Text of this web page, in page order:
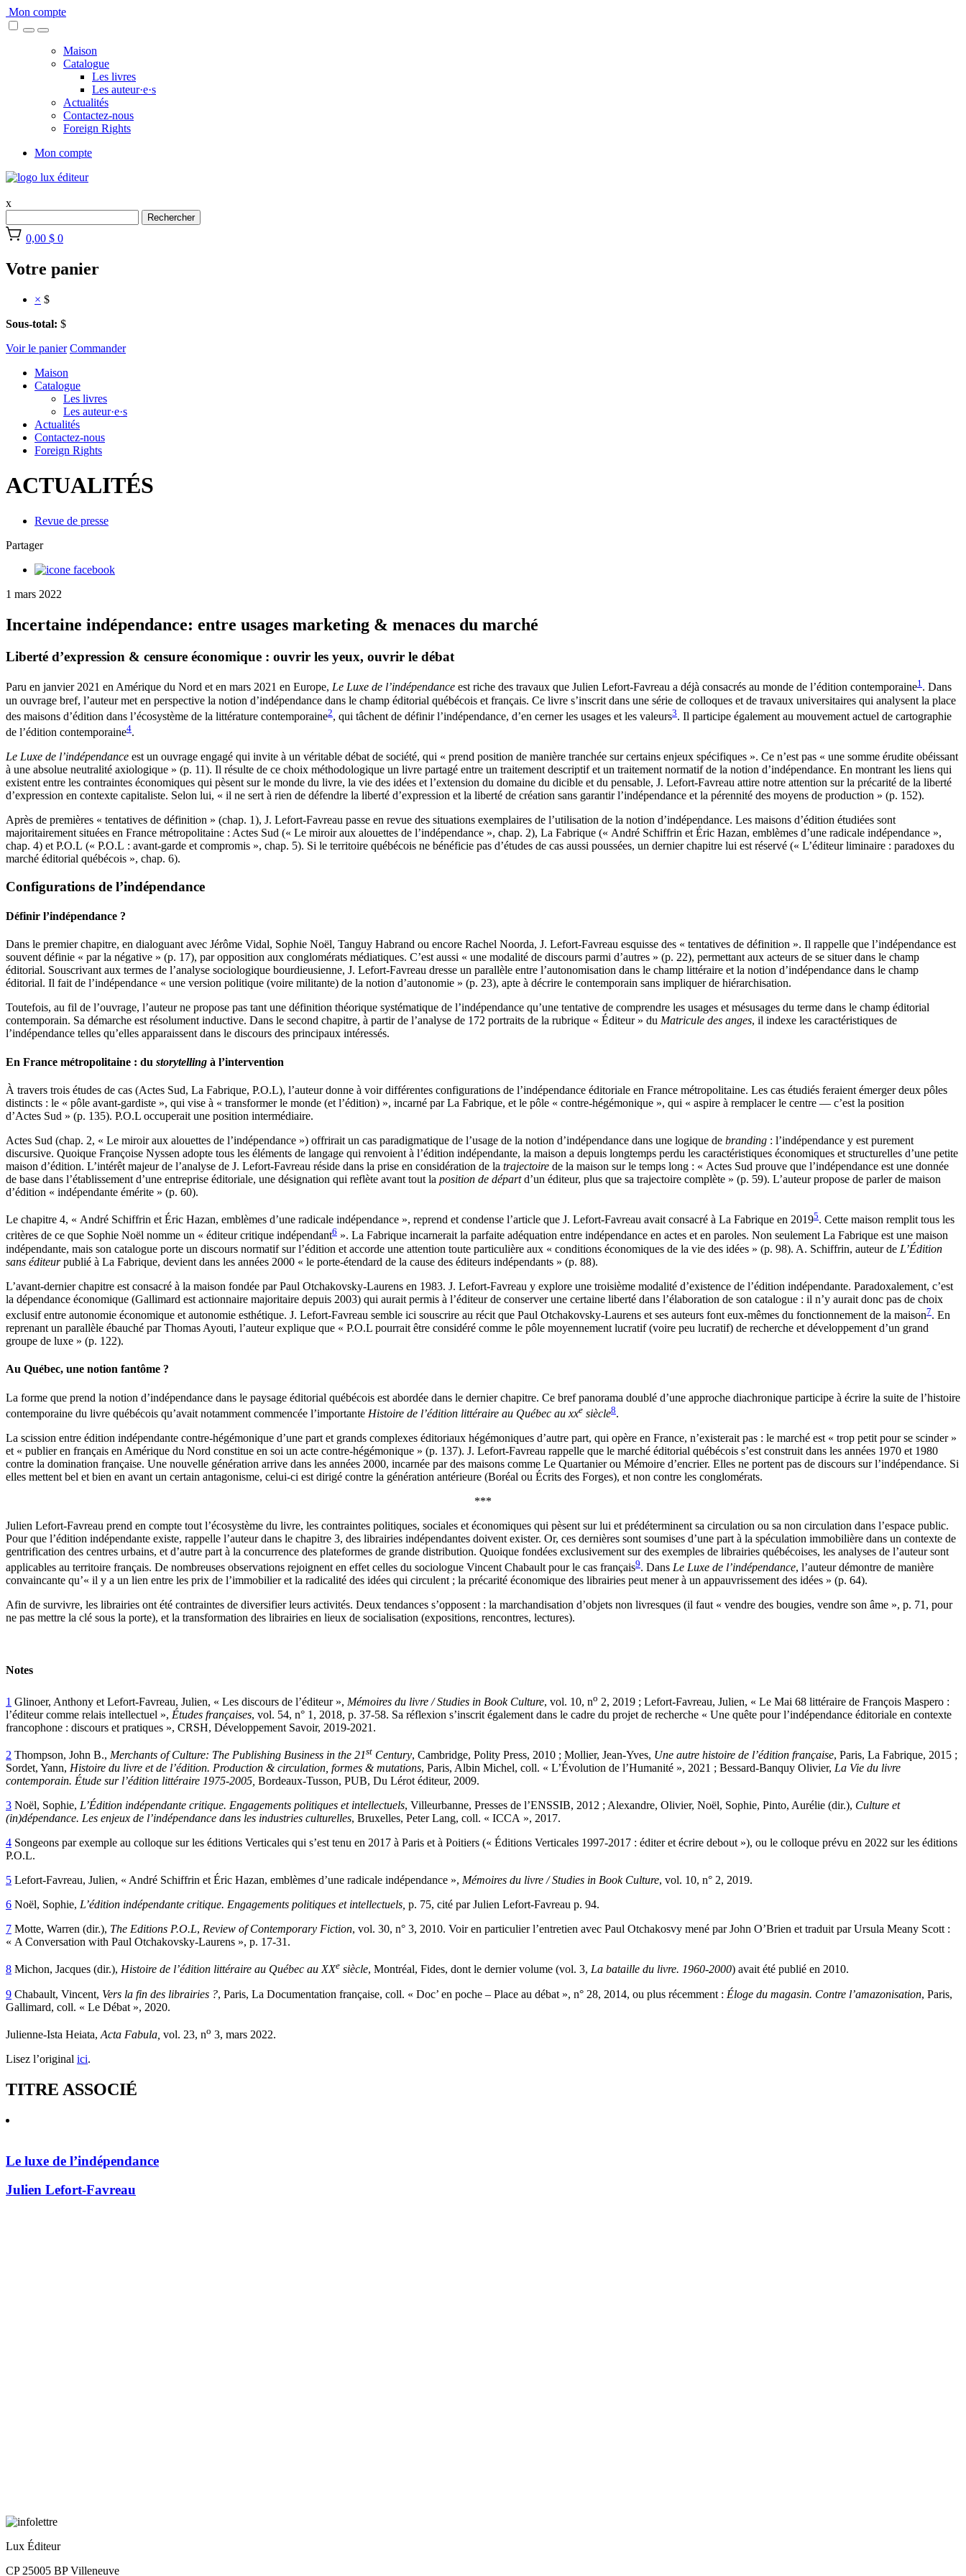
Skip
to
Mon compte
Maison
Catalogue
Les livres
Les auteur·e·s
Actualités
Contactez-nous
Foreign Rights
Mon compte
x
Rechercher
0,00 $ 0
Votre panier
× $
Sous-total: $
Voir le panier Commander
Maison
Catalogue
Les livres
Les auteur·e·s
Actualités
Contactez-nous
Foreign Rights
ACTUALITÉS
Revue de presse
Partager
1 mars 2022
Incertaine indépendance: entre usages marketing & menaces du marché
Liberté d’expression & censure économique : ouvrir les yeux, ouvrir le débat
Paru en janvier 2021 en Amérique du Nord et en mars 2021 en Europe, Le Luxe de l’indépendance est riche des travaux que Julien Lefort‑Favreau a déjà consacrés au monde de l’édition contemporaine1. Dans
un ouvrage bref, l’auteur met en perspective la notion d’indépendance dans le champ éditorial québécois et français. Ce livre s’inscrit dans une série de colloques et de travaux universitaires qui analysent la place
des maisons d’édition dans l’écosystème de la littérature contemporaine2, qui tâchent de définir l’indépendance, d’en cerner les usages et les valeurs3. Il participe également au mouvement actuel de cartographie
de l’édition contemporaine4.
Le Luxe de l’indépendance est un ouvrage engagé qui invite à un véritable débat de société, qui « prend position de manière tranchée sur certains enjeux spécifiques ». Ce n’est pas « une somme érudite obéissant
à une absolue neutralité axiologique » (p. 11). Il résulte de ce choix méthodologique un livre partagé entre un traitement descriptif et un traitement normatif de la notion d’indépendance. En montrant les liens qui
existent entre les contraintes économiques qui pèsent sur le monde du livre, la vie des idées et l’extension du domaine du dicible et du pensable, J. Lefort‑Favreau attire notre attention sur la précarité de la liberté
d’expression en contexte capitaliste. Selon lui, « il ne sert à rien de défendre la liberté d’expression et la liberté de création sans garantir l’indépendance et la pérennité des moyens de production » (p. 152).
Après de premières « tentatives de définition » (chap. 1), J. Lefort‑Favreau passe en revue des situations exemplaires de l’utilisation de la notion d’indépendance. Les maisons d’édition étudiées sont
majoritairement situées en France métropolitaine : Actes Sud (« Le miroir aux alouettes de l’indépendance », chap. 2), La Fabrique (« André Schiffrin et Éric Hazan, emblèmes d’une radicale indépendance »,
chap. 4) et P.O.L (« P.O.L : avant‑garde et compromis », chap. 5). Si le territoire québécois ne bénéficie pas d’études de cas aussi poussées, un dernier chapitre lui est réservé (« L’éditeur liminaire : paradoxes du
marché éditorial québécois », chap. 6).
Configurations de l’indépendance
Définir l’indépendance ?
Dans le premier chapitre, en dialoguant avec Jérôme Vidal, Sophie Noël, Tanguy Habrand ou encore Rachel Noorda, J. Lefort‑Favreau esquisse des « tentatives de définition ». Il rappelle que l’indépendance est
souvent définie « par la négative » (p. 17), par opposition aux conglomérats médiatiques. C’est aussi « une modalité de discours parmi d’autres » (p. 22), permettant aux acteurs de se situer dans le champ
éditorial. Souscrivant aux termes de l’analyse sociologique bourdieusienne, J. Lefort‑Favreau dresse un parallèle entre l’autonomisation dans le champ littéraire et la notion d’indépendance dans le champ
éditorial. Il fait de l’indépendance « une version politique (voire militante) de la notion d’autonomie » (p. 23), apte à décrire le contemporain sans impliquer de hiérarchisation.
Toutefois, au fil de l’ouvrage, l’auteur ne propose pas tant une définition théorique systématique de l’indépendance qu’une tentative de comprendre les usages et mésusages du terme dans le champ éditorial
contemporain. Sa démarche est résolument inductive. Dans le second chapitre, à partir de l’analyse de 172 portraits de la rubrique « Éditeur » du Matricule des anges, il indexe les caractéristiques de
l’indépendance telles qu’elles apparaissent dans le discours des principaux intéressés.
En France métropolitaine : du storytelling à l’intervention
À travers trois études de cas (Actes Sud, La Fabrique, P.O.L), l’auteur donne à voir différentes configurations de l’indépendance éditoriale en France métropolitaine. Les cas étudiés feraient émerger deux pôles
distincts : le « pôle avant‑gardiste », qui vise à « transformer le monde (et l’édition) », incarné par La Fabrique, et le pôle « contre‑hégémonique », qui « aspire à remplacer le centre — c’est la position
d’Actes Sud » (p. 135). P.O.L occuperait une position intermédiaire.
Actes Sud (chap. 2, « Le miroir aux alouettes de l’indépendance ») offrirait un cas paradigmatique de l’usage de la notion d’indépendance dans une logique de branding : l’indépendance y est purement
discursive. Quoique Françoise Nyssen adopte tous les éléments de langage qui renvoient à l’édition indépendante, la maison a depuis longtemps perdu les caractéristiques économiques et structurelles d’une petite
maison d’édition. L’intérêt majeur de l’analyse de J. Lefort‑Favreau réside dans la prise en considération de la trajectoire de la maison sur le temps long : « Actes Sud prouve que l’indépendance est une donnée
de base dans l’établissement d’une entreprise éditoriale, une désignation qui reflète avant tout la position de départd’un éditeur, plus que sa trajectoire complète » (p. 59). L’auteur propose de parler de maison
d’édition « indépendante émérite » (p. 60).
Le chapitre 4, « André Schiffrin et Éric Hazan, emblèmes d’une radicale indépendance », reprend et condense l’article que J. Lefort‑Favreau avait consacré à La Fabrique en 20195. Cette maison remplit tous les
critères de ce que Sophie Noël nomme un « éditeur critique indépendant6 ». La Fabrique incarnerait la parfaite adéquation entre indépendance en actes et en paroles. Non seulement La Fabrique est une maison
indépendante, mais son catalogue porte un discours normatif sur l’édition et accorde une attention toute particulière aux « conditions économiques de la vie des idées » (p. 98). A. Schiffrin, auteur de L’Édition
sans éditeurpublié à La Fabrique, devient dans les années 2000 « le porte‑étendard de la cause des éditeurs indépendants » (p. 88).
L’avant‑dernier chapitre est consacré à la maison fondée par Paul Otchakovsky‑Laurens en 1983. J. Lefort‑Favreau y explore une troisième modalité d’existence de l’édition indépendante. Paradoxalement, c’est
la dépendance économique (Gallimard est actionnaire majoritaire depuis 2003) qui aurait permis à l’éditeur de conserver une certaine liberté dans l’élaboration de son catalogue : il n’y aurait donc pas de choix
exclusif entre autonomie économique et autonomie esthétique. J. Lefort‑Favreau semble ici souscrire au récit que Paul Otchakovsky‑Laurens et ses auteurs font eux‑mêmes du fonctionnement de la maison7. En
reprenant un parallèle ébauché par Thomas Ayouti, l’auteur explique que « P.O.L pourrait être considéré comme le pôle moyennement lucratif (voire peu lucratif) de recherche et développement d’un grand
groupe de luxe » (p. 122).
Au Québec, une notion fantôme ?
La forme que prend la notion d’indépendance dans le paysage éditorial québécois est abordée dans le dernier chapitre. Ce bref panorama doublé d’une approche diachronique participe à écrire la suite de l’histoire
contemporaine du livre québécois qu’avait notamment commencée l’importante Histoire de l’édition littéraire au Québec au xxe siècle8.
La scission entre édition indépendante contre‑hégémonique d’une part et grands complexes éditoriaux hégémoniques d’autre part, qui opère en France, n’existerait pas : le marché est « trop petit pour se scinder »
et « publier en français en Amérique du Nord constitue en soi un acte contre‑hégémonique » (p. 137). J. Lefort‑Favreau rappelle que le marché éditorial québécois s’est construit dans les années 1970 et 1980
contre la domination française. Une nouvelle génération arrive dans les années 2000, incarnée par des maisons comme Le Quartanier ou Mémoire d’encrier. Elles ne portent pas de discours sur l’indépendance. Si
elles mettent bel et bien en avant un certain antagonisme, celui‑ci est dirigé contre la génération antérieure (Boréal ou Écrits des Forges), et non contre les conglomérats.
***
Julien Lefort‑Favreau prend en compte tout l’écosystème du livre, les contraintes politiques, sociales et économiques qui pèsent sur lui et prédéterminent sa circulation ou sa non circulation dans l’espace public.
Pour que l’édition indépendante existe, rappelle l’auteur dans le chapitre 3, des librairies indépendantes doivent exister. Or, ces dernières sont soumises d’une part à la spéculation immobilière dans un contexte de
gentrification des centres urbains, et d’autre part à la concurrence des plateformes de grande distribution. Quoique fondées exclusivement sur des exemples de librairies québécoises, les analyses de l’auteur sont
applicables au territoire français. De nombreuses observations rejoignent en effet celles du sociologue Vincent Chabault pour le cas français9. Dans Le Luxe de l’indépendance, l’auteur démontre de manière
convaincante qu’« il y a un lien entre les prix de l’immobilier et la radicalité des idées qui circulent ; la précarité économique des librairies peut mener à un appauvrissement des idées » (p. 64).
Afin de survivre, les librairies ont été contraintes de diversifier leurs activités. Deux tendances s’opposent : la marchandisation d’objets non livresques (il faut « vendre des bougies, vendre son âme », p. 71, pour
ne pas mettre la clé sous la porte), et la transformation des librairies en lieux de socialisation (expositions, rencontres, lectures).
Notes
1 Glinoer, Anthony et Lefort‑Favreau, Julien, « Les discours de l’éditeur », Mémoires du livre / Studies in Book Culture, vol. 10, no 2, 2019 ; Lefort‑Favreau, Julien, « Le Mai 68 littéraire de François Maspero :
l’éditeur comme relais intellectuel », Études françaises, vol. 54, n° 1, 2018, p. 37‑58. Sa réflexion s’inscrit également dans le cadre du projet de recherche « Une quête pour l’indépendance éditoriale en contexte
francophone : discours et pratiques », CRSH, Développement Savoir, 2019‑2021.
2 Thompson, John B., Merchants of Culture: The Publishing Business in the 21st Century, Cambridge, Polity Press, 2010 ; Mollier, Jean‑Yves, Une autre histoire de l’édition française, Paris, La Fabrique, 2015 ;
Sordet, Yann, Histoire du livre et de l’édition. Production & circulation, formes & mutations, Paris, Albin Michel, coll. « L’Évolution de l’Humanité », 2021 ; Bessard‑Banquy Olivier, La Vie du livre
contemporain. Étude sur l’édition littéraire 1975-2005, Bordeaux-Tusson, PUB, Du Lérot éditeur, 2009.
3 Noël, Sophie, L’Édition indépendante critique. Engagements politiques et intellectuels, Villeurbanne, Presses de l’ENSSIB, 2012 ; Alexandre, Olivier, Noël, Sophie, Pinto, Aurélie (dir.), Culture et
(in)dépendance. Les enjeux de l’indépendance dans les industries culturelles, Bruxelles, Peter Lang, coll. « ICCA », 2017.
4 Songeons par exemple au colloque sur les éditions Verticales qui s’est tenu en 2017 à Paris et à Poitiers (« Éditions Verticales 1997‑2017 : éditer et écrire debout »), ou le colloque prévu en 2022 sur les éditions
P.O.L.
5 Lefort-Favreau, Julien, « André Schiffrin et Éric Hazan, emblèmes d’une radicale indépendance », Mémoires du livre / Studies in Book Culture, vol. 10, n° 2, 2019.
6 Noël, Sophie, L’édition indépendante critique. Engagements politiques et intellectuels, p. 75, cité par Julien Lefort-Favreau p. 94.
7 Motte, Warren (dir.), The Editions P.O.L, Review of Contemporary Fiction, vol. 30, n° 3, 2010. Voir en particulier l’entretien avec Paul Otchakosvy mené par John O’Brien et traduit par Ursula Meany Scott :
« A Conversation with Paul Otchakovsky-Laurens », p. 17‑31.
8 Michon, Jacques (dir.), Histoire de l’édition littéraire au Québec au XXe siècle, Montréal, Fides, dont le dernier volume (vol. 3, La bataille du livre. 1960-2000) avait été publié en 2010.
9 Chabault, Vincent, Vers la fin des librairies ?, Paris, La Documentation française, coll. « Doc’ en poche – Place au débat », n° 28, 2014, ou plus récemment : Éloge du magasin. Contre l’amazonisation, Paris,
Gallimard, coll. « Le Débat », 2020.
Julienne-Ista Heiata, Acta Fabula, vol. 23, no 3, mars 2022.
Lisez l’original ici.
TITRE ASSOCIÉ
Le luxe de l’indépendance
Julien Lefort-Favreau
Lux Éditeur
CP 25005 BP Villeneuve